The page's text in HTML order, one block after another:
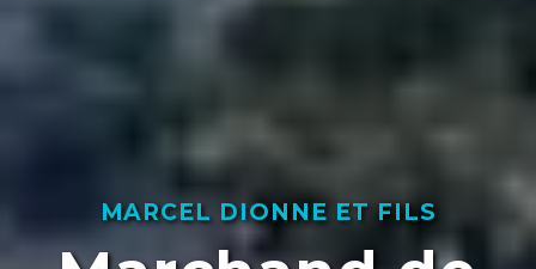
MARCEL DIONNE ET FILS